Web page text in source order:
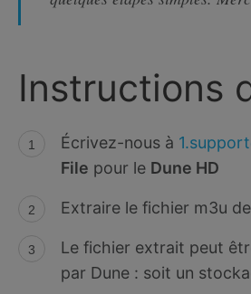
Instructions
Écrivez-nous à
File pour le Dune HD
Extraire le fichier m3u de
Le fichier extrait peut
par Dune : soit un